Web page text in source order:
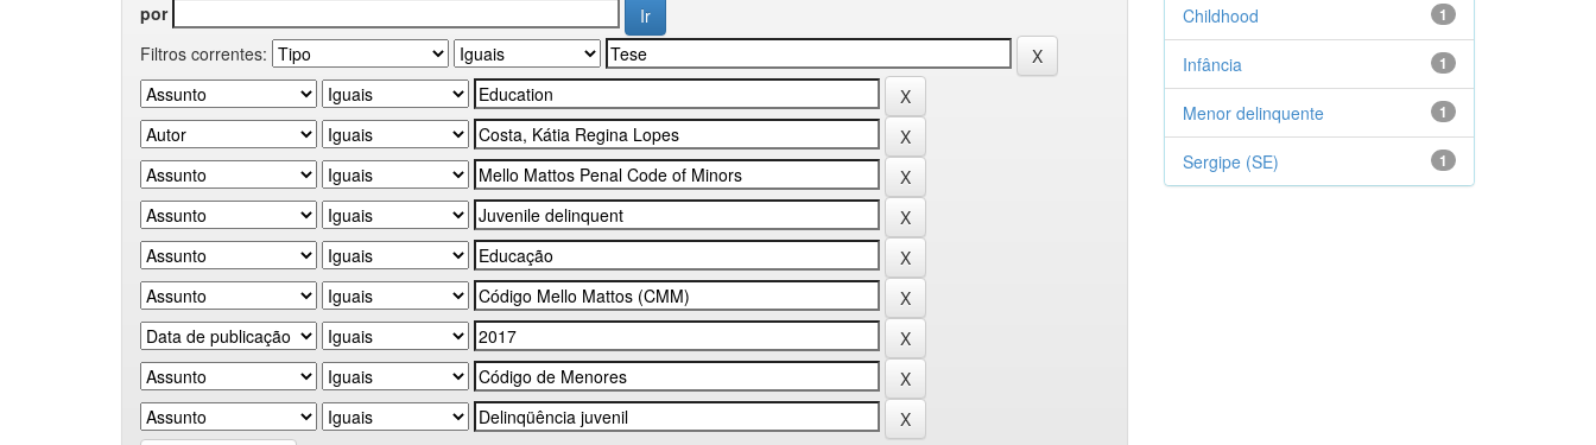
por
Filtros correntes:
1
Childhood
1
Infância
1
Menor delinquente
1
Sergipe (SE)